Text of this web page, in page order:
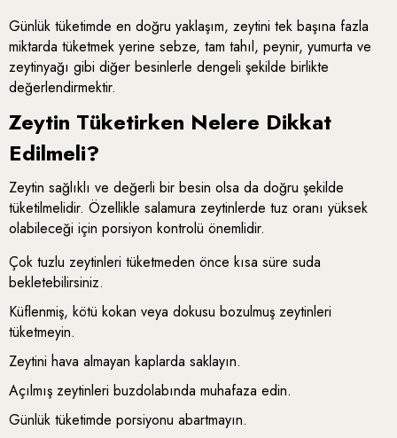
Günlük tüketimde en doğru yaklaşım, zeytini tek başına fazla
miktarda tüketmek yerine sebze, tam tahıl, peynir, yumurta ve
zeytinyağı gibi diğer besinlerle dengeli şekilde birlikte
değerlendirmektir.
Zeytin Tüketirken Nelere Dikkat
Edilmeli?
Zeytin sağlıklı ve değerli bir besin olsa da doğru şekilde
tüketilmelidir. Özellikle salamura zeytinlerde tuz oranı yüksek
olabileceği için porsiyon kontrolü önemlidir.
Çok tuzlu zeytinleri tüketmeden önce kısa süre suda
bekletebilirsiniz.
Küflenmiş, kötü kokan veya dokusu bozulmuş zeytinleri
tüketmeyin.
Zeytini hava almayan kaplarda saklayın.
Açılmış zeytinleri buzdolabında muhafaza edin.
Günlük tüketimde porsiyonu abartmayın.